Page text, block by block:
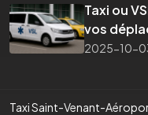
Taxi ou
vos
2025-10-
Taxi Saint-Venant-